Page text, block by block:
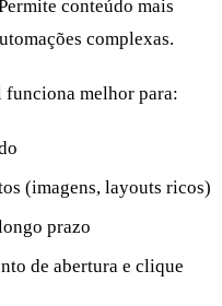
conteúdo mais
complexas.
melhor para:
(imagens, layouts ricos)
prazo
de abertura e clique